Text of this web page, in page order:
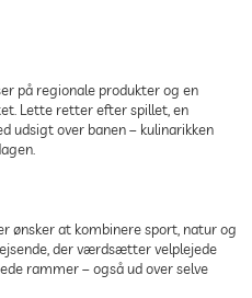
på regionale produkter og en
Lette retter efter spillet, en
udsigt over banen – kulinarikken
ønsker at kombinere sport, natur og
der værdsætter velplejede
rammer – også ud over selve